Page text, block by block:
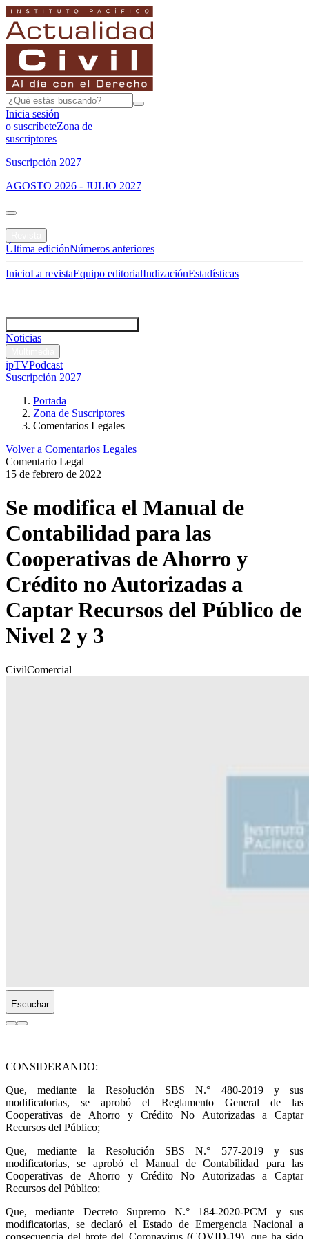
Inicia sesión
o suscríbeteZona de
suscriptores
Suscripción 2027
AGOSTO 2026 - JULIO 2027
Última ediciónNúmeros anteriores
InicioLa revistaEquipo editorialIndizaciónEstadísticas
Noticias
ipTVPodcast
Suscripción 2027
Portada
Zona de Suscriptores
Comentarios Legales
Volver a Comentarios Legales
Comentario Legal
15 de febrero de 2022
Se modifica el Manual de
Contabilidad para las
Cooperativas de Ahorro y
Crédito no Autorizadas a
Captar Recursos del Público de
Nivel 2 y 3
CivilComercial
Escuchar
CONSIDERANDO:
Que, mediante la Resolución SBS N.° 480-2019 y sus
modificatorias, se aprobó el Reglamento General de las
Cooperativas de Ahorro y Crédito No Autorizadas a Captar
Recursos del Público;
Que, mediante la Resolución SBS N.° 577-2019 y sus
modificatorias, se aprobó el Manual de Contabilidad para las
Cooperativas de Ahorro y Crédito No Autorizadas a Captar
Recursos del Público;
Que, mediante Decreto Supremo N.° 184-2020-PCM y sus
modificatorias, se declaró el Estado de Emergencia Nacional a
consecuencia del brote del Coronavirus (COVID-19), que ha sido